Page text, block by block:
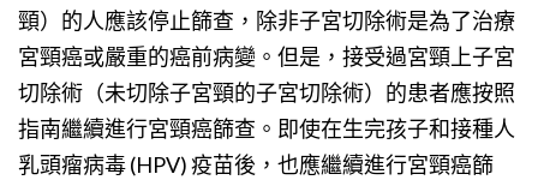
頸）的人應該停止篩查，除非子宮切除術是為了治療
宮頸癌或嚴重的癌前病變。但是，接受過宮頸上子宮
切除術（未切除子宮頸的子宮切除術）的患者應按照
指南繼續進行宮頸癌篩查。即使在生完孩子和接種人
乳頭瘤病毒 (HPV) 疫苗後，也應繼續進行宮頸癌篩